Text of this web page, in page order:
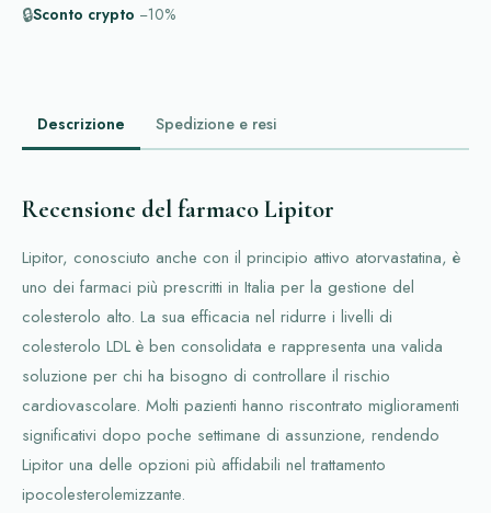
🔒Sconto crypto −10%
Descrizione Spedizione e resi
Recensione del farmaco Lipitor
Lipitor, conosciuto anche con il principio attivo atorvastatina, è
uno dei farmaci più prescritti in Italia per la gestione del
colesterolo alto. La sua efficacia nel ridurre i livelli di
colesterolo LDL è ben consolidata e rappresenta una valida
soluzione per chi ha bisogno di controllare il rischio
cardiovascolare. Molti pazienti hanno riscontrato miglioramenti
significativi dopo poche settimane di assunzione, rendendo
Lipitor una delle opzioni più affidabili nel trattamento
ipocolesterolemizzante.